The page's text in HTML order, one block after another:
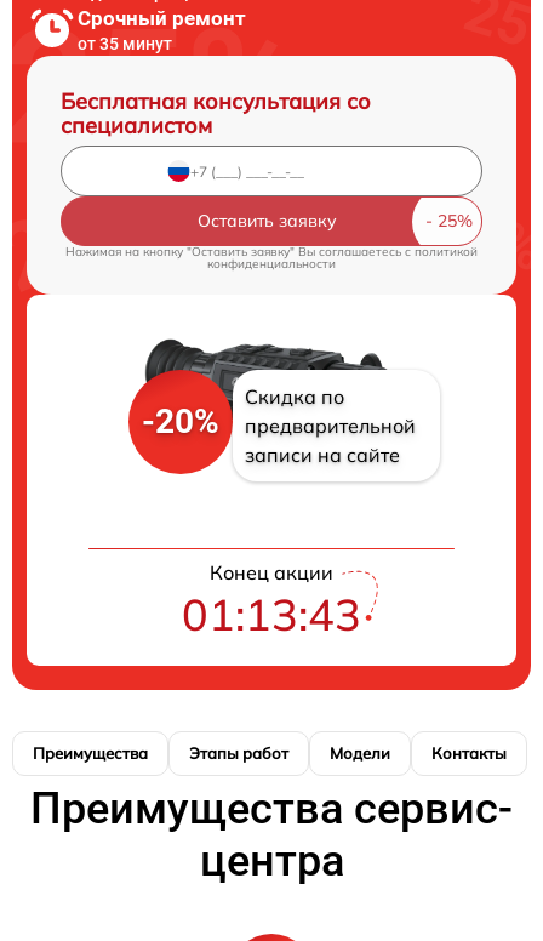
Срочный ремонт
от 35 минут
Бесплатная консультация со
специалистом
Оставить заявку
Нажимая на кнопку "Оставить заявку" Вы соглашаетесь c политикой
конфиденциальности
-20%
Скидка по
предварительной
записи на сайте
Конец акции
01:13:42
Преимущества Этапы работ Модели Контакты
Преимущества сервис-
центра